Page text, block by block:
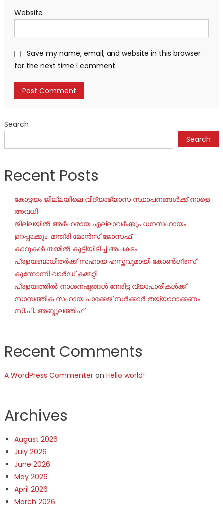
Website
Save my name, email, and website in this browser
for the next time I comment.
Search
Search
Recent Posts
കോട്ടയം ജില്ലയിലെ വിദ്യാഭ്യാസ സ്ഥാപനങ്ങൾക്ക് നാളെ
അവധി
ജില്ലയില്‍ അര്‍ഹരായ എല്ലാവര്‍ക്കും ധനസഹായം
ഉറപ്പാക്കും: മന്ത്രി മോന്‍സ് ജോസഫ്
കാറുകൾ തമ്മിൽ കൂട്ടിയിടിച്ച് അപകടം
പ്രളയബാധിതർക്ക് സഹായ ഹസ്തവുമായി കോൺഗ്രസ്
കുന്നോന്നി വാർഡ് കമ്മറ്റി
പ്രളയത്തിൽ നാശനഷ്ടങ്ങൾ നേരിട്ട വ്യാപാരികൾക്ക്
സാമ്പത്തിക സഹായ പാക്കേജ് സർക്കാർ തയ്യാറാക്കണം:
സി.പി. അബ്ദുലത്തീഫ്
Recent Comments
A WordPress Commenteron Hello world!
Archives
August 2026
July 2026
June 2026
May 2026
April 2026
March 2026